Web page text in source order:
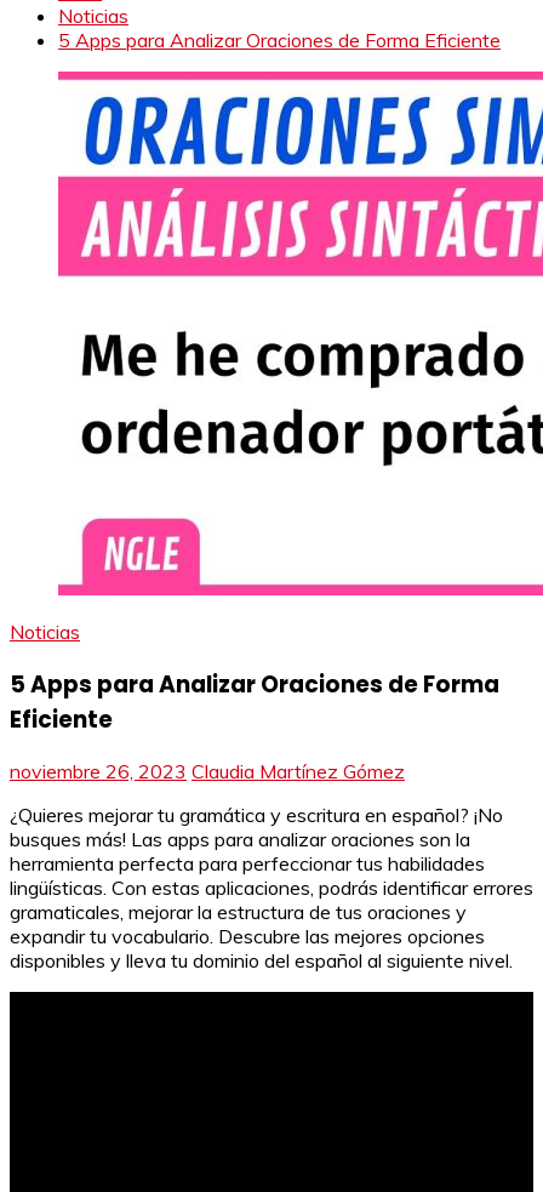
Noticias
5 Apps para Analizar Oraciones de Forma Eficiente
Noticias
5 Apps para Analizar Oraciones de Forma
Eficiente
noviembre 26, 2023 Claudia Martínez Gómez
¿Quieres mejorar tu gramática y escritura en español? ¡No
busques más! Las apps para analizar oraciones son la
herramienta perfecta para perfeccionar tus habilidades
lingüísticas. Con estas aplicaciones, podrás identificar errores
gramaticales, mejorar la estructura de tus oraciones y
expandir tu vocabulario. Descubre las mejores opciones
disponibles y lleva tu dominio del español al siguiente nivel.